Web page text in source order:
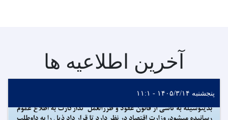
آخرین اطلاعیه ها
پنجشنبه ۱۴۰۵/۳/۱۴ - ۱۱:۱